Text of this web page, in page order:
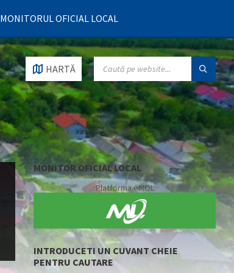
MONITORUL OFICIAL LOCAL
HARTĂ
SEARCH:
MONITOR OFICIAL LOCAL
Platforma eMOL
INTRODUCETI UN CUVANT CHEIE
PENTRU CAUTARE